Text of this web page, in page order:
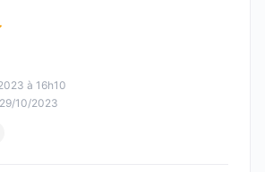
à 16h10
10/2023